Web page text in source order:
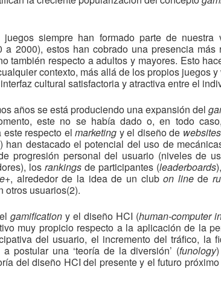
siempre han formado parte de
a 2000), estos han cobrado una presencia
también respecto a adultos y mayores. Esto
contexto, más allá de los propios juegos
cultural satisfactoria y atractiva entre el
años se está produciendo una expansión del
este no se había dado o, en todo
este respecto elmarketing y el diseño de websites
han destacado el potencial del uso de
progresión personal del usuario (niveles de
los rankings de participantes (leaderboards
, alrededor de la idea de un clubon linede
otros usuarios(2).
elgamificationy el diseño HCI (human-computer
muy propicio respecto a la aplicación de la
del usuario, el incremento del tráfico, la
postular una ‘teoría de la diversión’ (funology
del diseño HCI del presente y el futuro